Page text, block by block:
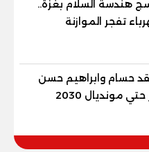
هندسة السلام بغزة..
تفجر الموازنة
حسام وابراهيم حسن
مونديال 2030